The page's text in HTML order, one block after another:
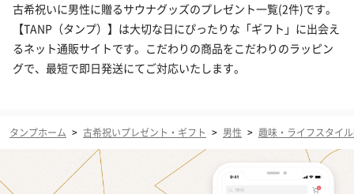
古希祝いに男性に贈るサウナグッズのプレゼント一覧(2件)です。
【TANP（タンプ）】は大切な日にぴったりな「ギフト」に出会え
るネット通販サイトです。こだわりの商品をこだわりのラッピン
グで、最短で即日発送にてご対応いたします。
タンプホーム > 古希祝いプレゼント・ギフト > 男性 > 趣味・ライフスタイ